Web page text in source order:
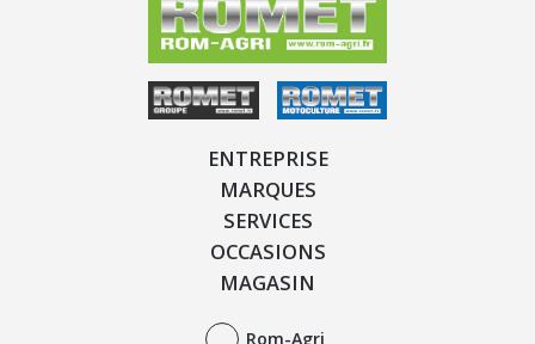
ENTREPRISE
MARQUES
SERVICES
OCCASIONS
MAGASIN
Rom-Agri